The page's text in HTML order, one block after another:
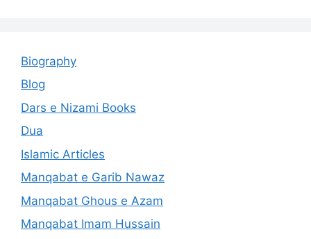
Biography
Blog
Dars e Nizami Books
Dua
Islamic Articles
Manqabat e Garib Nawaz
Manqabat Ghous e Azam
Manqabat Imam Hussain